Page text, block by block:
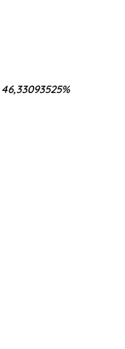
46,33093525%